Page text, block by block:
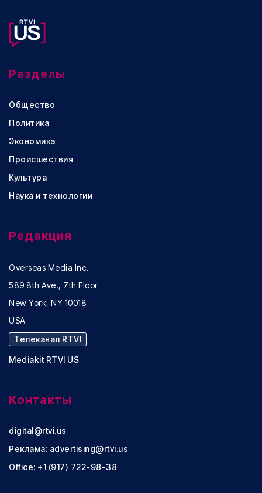
Разделы
Общество
Политика
Экономика
Происшествия
Культура
Наука и технологии
Редакция
Overseas Media Inc.
589 8th Ave., 7th Floor
New York, NY 10018
USA
Телеканал RTVI
Mediakit RTVI US
Контакты
digital@rtvi.us
Реклама: advertising@rtvi.us
Office: +1 (917) 722-98-38